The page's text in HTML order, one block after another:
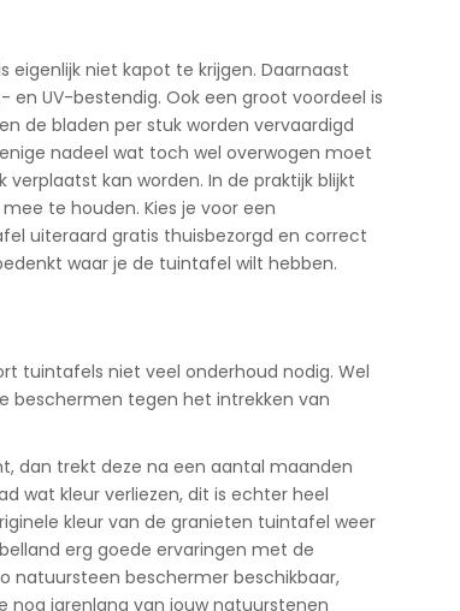
niet kapot te krijgen. Daarnaast
UV-bestendig. Ook een groot voordeel is
de bladen per stuk worden vervaardigd
nadeel wat toch wel overwogen moet
kan worden. In de praktijk blijkt
te houden. Kies je voor een
uiteraard gratis thuisbezorgd en correct
waar je de tuintafel wilt hebben.
tuintafels niet veel onderhoud nodig. Wel
beschermen tegen het intrekken van
dan trekt deze na een aantal maanden
wat kleur verliezen, dit is echter heel
kleur van de granieten tuintafel weer
erg goede ervaringen met de
natuursteen beschermer beschikbaar,
nog jarenlang van jouw natuurstenen